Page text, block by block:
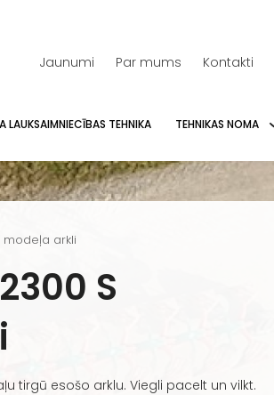
Jaunumi Par mums Kontakti
LAUKSAIMNIECĪBAS TEHNIKA TEHNIKAS NOMA
modeļa arkli
S
tirgū esošo arklu. Viegli pacelt un vilkt.